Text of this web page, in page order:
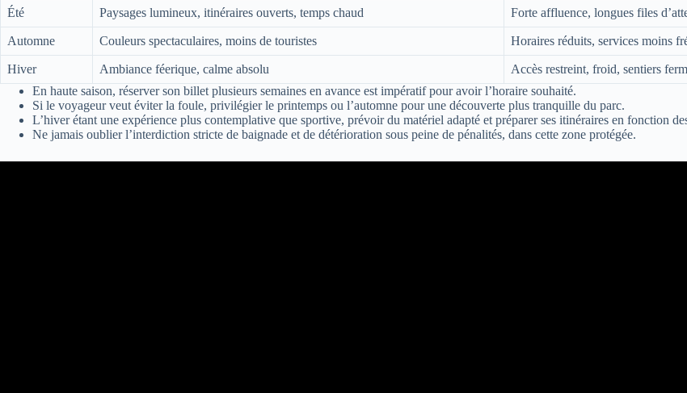
Été Paysages lumineux, itinéraires ouverts, temps chaud Forte affluence, longues files
Automne Couleurs spectaculaires, moins de touristes Horaires réduits, services moins
Hiver Ambiance féerique, calme absolu Accès restreint, froid, sentiers
En haute saison, réserver son billet plusieurs semaines en avance est impératif pour avoir l’horaire souhaité.
Si le voyageur veut éviter la foule, privilégier le printemps ou l’automne pour une découverte plus tranquille du parc.
L’hiver étant une expérience plus contemplative que sportive, prévoir du matériel adapté et préparer ses itinéraires en fonction
Ne jamais oublier l’interdiction stricte de baignade et de détérioration sous peine de pénalités, dans cette zone protégée.